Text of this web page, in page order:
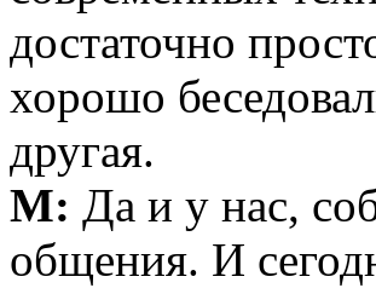
достаточно
хорошо
другая.
М: Да и у нас,
общения. И